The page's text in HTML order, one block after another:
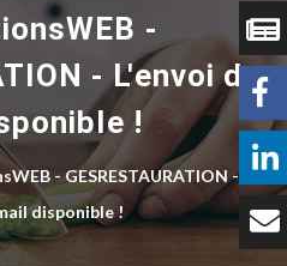
autres
-
- L'envoi de
!
- GESRESTAURATION -
disponible !